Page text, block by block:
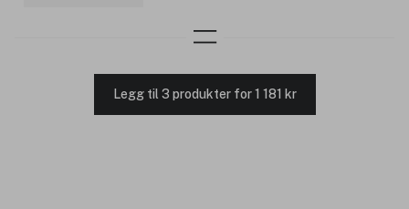
Legg til 3 produkter for 1 181 kr